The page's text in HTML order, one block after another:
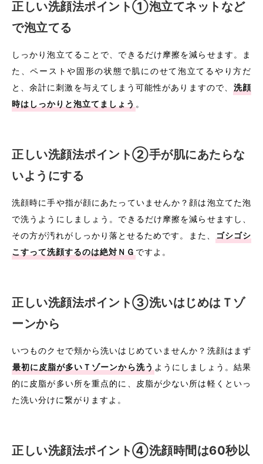
正しい洗顔法ポイント①泡立てネットなど
で泡立てる
しっかり泡立てることで、できるだけ摩擦を減らせます。ま
た、ペーストや固形の状態で肌にのせて泡立てるやり方だ
と、余計に刺激を与えてしまう可能性がありますので、 洗顔
時はしっかりと泡立てましょう 。
正しい洗顔法ポイント②手が肌にあたらな
いようにする
洗顔時に手や指が顔にあたっていませんか？顔は泡立てた泡
で洗うようにしましょう。できるだけ摩擦を減らせますし、
その方が汚れがしっかり落とせるためです。また、
ゴシゴシ
こすって洗顔するのは絶対ＮＧ ですよ。
正しい洗顔法ポイント③洗いはじめはＴゾ
ーンから
いつものクセで頬から洗いはじめていませんか？洗顔はまず
最初に皮脂が多いＴゾーンから洗う ようにしましょう。結果
的に皮脂が多い所を重点的に、皮脂が少ない所は軽くといっ
た洗い分けに繋がりますよ。
正しい洗顔法ポイント④洗顔時間は60秒以